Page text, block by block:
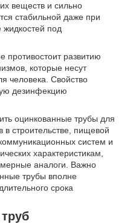
веществ и сильно
стабильной даже при
жидкостей под
противостоит развитию
которые несут
человека. Свойство
дезинфекцию
оцинкованные трубы для
в строительстве, пищевой
систем и
характеристикам,
аналоги. Важно
трубы вполне
срока